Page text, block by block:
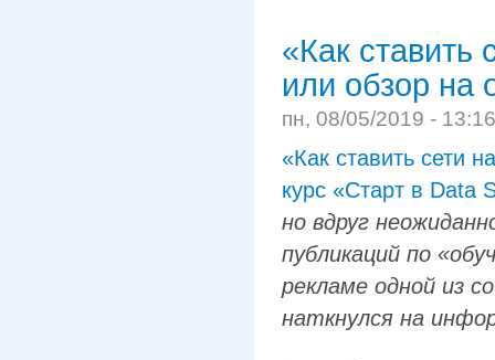
«Как ставить
или обзор на
пн, 08/05/2019 -
«Как ставить сети
курс «Старт в Data
но вдруг
публикаций по
рекламе одной из
наткнулся на